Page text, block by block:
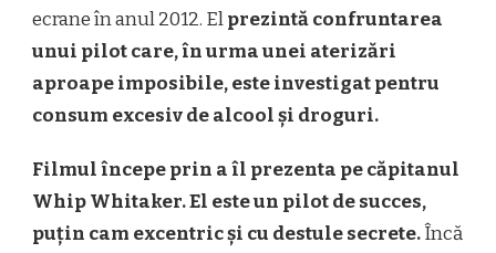
ecrane în anul 2012. Elprezintă confruntarea
unui pilot care, în urma unei aterizări
aproape imposibile, este investigat pentru
consum excesiv de alcool și droguri.
Filmul începe prin a îl prezenta pe căpitanul
Whip Whitaker. El este un pilot de succes,
puțin cam excentric și cu destule secrete.Încă